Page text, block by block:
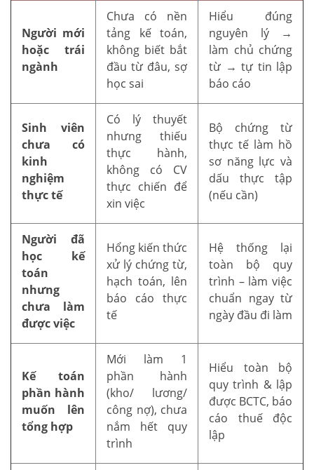
Người mới
hoặc trái
ngành
Chưa có nền
tảng kế toán,
không biết bắt
đầu từ đâu, sợ
học sai
Hiểu đúng
nguyên lý →
làm chủ chứng
từ → tự tin lập
báo cáo
Sinh viên
chưa có
kinh
nghiệm
thực tế
Có lý thuyết
nhưng thiếu
thực hành,
không có CV
thực chiến để
xin việc
Bộ chứng từ
thực tế làm hồ
sơ năng lực và
dấu thực tập
(nếu cần)
Người đã
học kế
toán
nhưng
chưa làm
được việc
Hổng kiến thức
xử lý chứng từ,
hạch toán, lên
báo cáo thực
tế
Hệ thống lại
toàn bộ quy
trình – làm việc
chuẩn ngay từ
ngày đầu đi làm
Kế toán
phần hành
muốn lên
tổng hợp
Mới làm 1
phần hành
(kho/ lương/
công nợ), chưa
nắm hết quy
trình
Hiểu toàn bộ
quy trình & lập
được BCTC, báo
cáo thuế độc
lập